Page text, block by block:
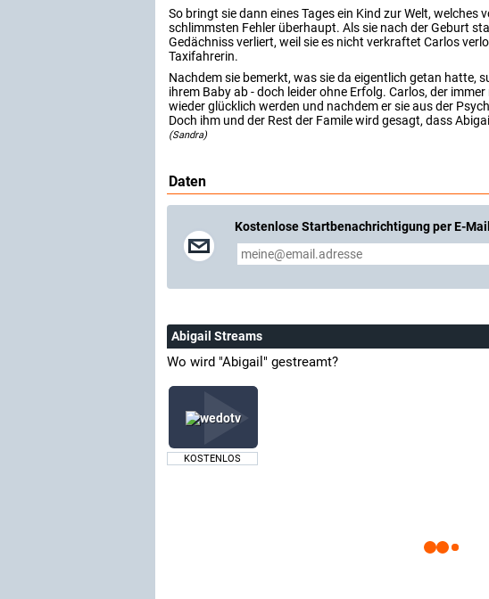
So bringt sie dann eines Tages ein Kind zur Welt,
schlimmsten Fehler überhaupt. Als sie nach der Geburt
Gedächniss verliert, weil sie es nicht verkraftet Carlos
Taxifahrerin.
Nachdem sie bemerkt, was sie da eigentlich getan hatte,
ihrem Baby ab - doch leider ohne Erfolg. Carlos, der
wieder glücklich werden und nachdem er sie aus der
Doch ihm und der Rest der Famile wird gesagt, dass
(Sandra)
Daten
Kostenlose Startbenachrichtigung per E-Mail
Abigail Streams
Wo wird "Abigail" gestreamt?
KOSTENLOS